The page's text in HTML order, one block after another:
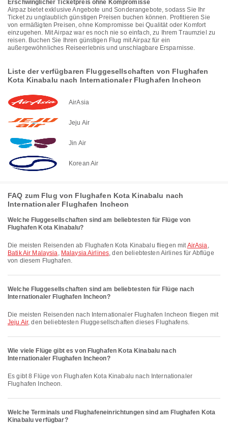
Erschwinglicher Ticketpreis ohne Kompromisse
Airpaz bietet exklusive Angebote und Sonderangebote, sodass Sie Ihr
Ticket zu unglaublich günstigen Preisen buchen können. Profitieren Sie
von ermäßigten Preisen, ohne Kompromisse bei Qualität oder Komfort
einzugehen. Mit Airpaz war es noch nie so einfach, zu Ihrem Traumziel zu
reisen. Buchen Sie Ihren günstigen Flug mit Airpaz für ein
außergewöhnliches Reiseerlebnis und unschlagbare Ersparnisse.
Liste der verfügbaren Fluggesellschaften von Flughafen
Kota Kinabalu nach Internationaler Flughafen Incheon
AirAsia
Jeju Air
Jin Air
Korean Air
FAQ zum Flug von Flughafen Kota Kinabalu nach
Internationaler Flughafen Incheon
Welche Fluggesellschaften sind am beliebtesten für Flüge von
Flughafen Kota Kinabalu?
Die meisten Reisenden ab Flughafen Kota Kinabalu fliegen mitAirAsia,
Batik Air Malaysia, Malaysia Airlines, den beliebtesten Airlines für Abflüge
von diesem Flughafen.
Welche Fluggesellschaften sind am beliebtesten für Flüge nach
Internationaler Flughafen Incheon?
Die meisten Reisenden nach Internationaler Flughafen Incheon fliegen mit
Jeju Air, den beliebtesten Fluggesellschaften dieses Flughafens.
Wie viele Flüge gibt es von Flughafen Kota Kinabalu nach
Internationaler Flughafen Incheon?
Es gibt 8 Flüge von Flughafen Kota Kinabalu nach Internationaler
Flughafen Incheon.
Welche Terminals und Flughafeneinrichtungen sind am Flughafen Kota
Kinabalu verfügbar?